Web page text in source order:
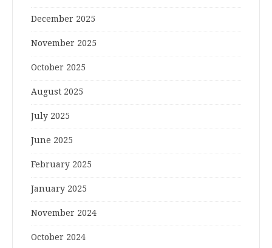
December 2025
November 2025
October 2025
August 2025
July 2025
June 2025
February 2025
January 2025
November 2024
October 2024